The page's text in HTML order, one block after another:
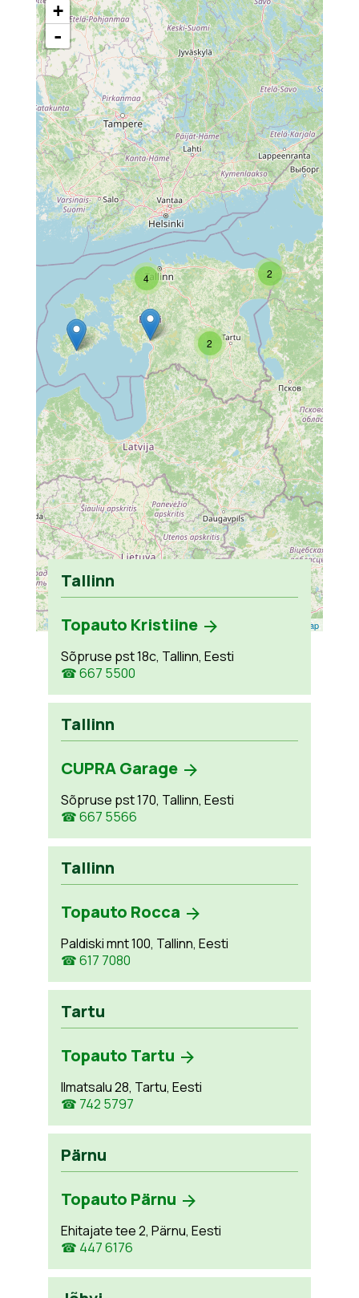
2
2
4
+
-
Leaflet OpenStreetMap
Tallinn
Topauto Kristiine
Sõpruse pst 18c, Tallinn, Eesti
☎ 667 5500
Tallinn
CUPRA Garage
Sõpruse pst 170, Tallinn, Eesti
☎ 667 5566
Tallinn
Topauto Rocca
Paldiski mnt 100, Tallinn, Eesti
☎ 617 7080
Tartu
Topauto Tartu
Ilmatsalu 28, Tartu, Eesti
☎ 742 5797
Pärnu
Topauto Pärnu
Ehitajate tee 2, Pärnu, Eesti
☎ 447 6176